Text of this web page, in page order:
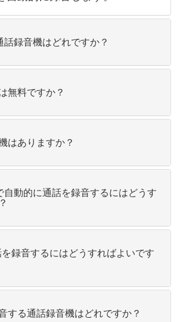
録音機はどれですか？
無料ですか？
はありますか？
動的に通話を録音するにはどうす
録音するにはどうすればよいです
する通話録音機はどれですか？